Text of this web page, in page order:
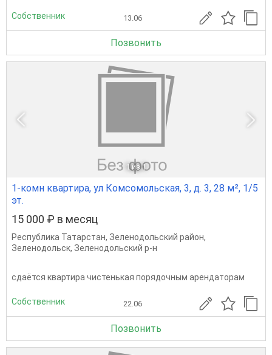
Собственник 13.06
Позвонить
1 из 1
1-комн квартира, ул Комсомольская, 3, д. 3, 28 м², 1/5
эт.
15 000 ₽ в месяц
Республика Татарстан, Зеленодольский район,
Зеленодольск, Зеленодольский р-н
сдаётся квартира чистенькая порядочным арендаторам
Собственник 22.06
Позвонить